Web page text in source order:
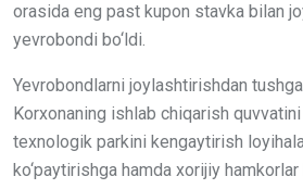
orasida eng past kupon stavka bilan
yevrobondi bo‘ldi.
Yevrobondlarni joylashtirishdan
Korxonaning ishlab chiqarish
texnologik parkini kengaytirish
ko‘paytirishga hamda xorijiy hamkorlar